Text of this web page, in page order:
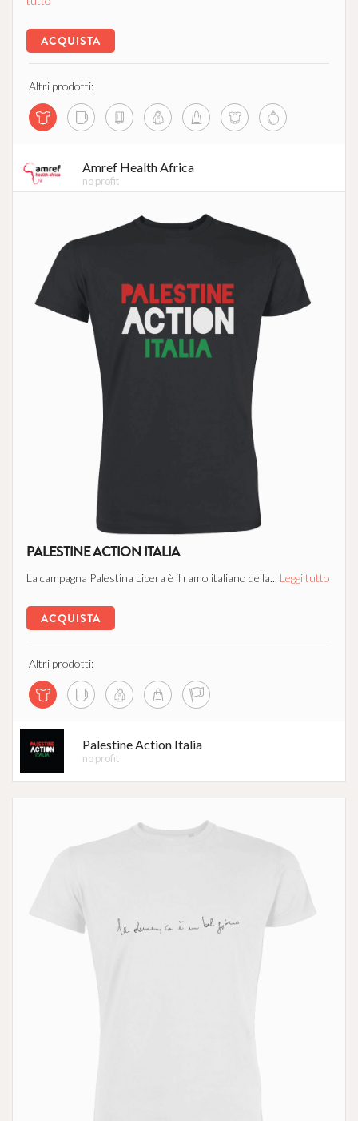
ACQUISTA
Altri prodotti:
Amref Health Africa
no profit
PALESTINE ACTION ITALIA
La campagna Palestina Libera è il ramo italiano della... Leggi tutto
ACQUISTA
Altri prodotti:
Palestine Action Italia
no profit